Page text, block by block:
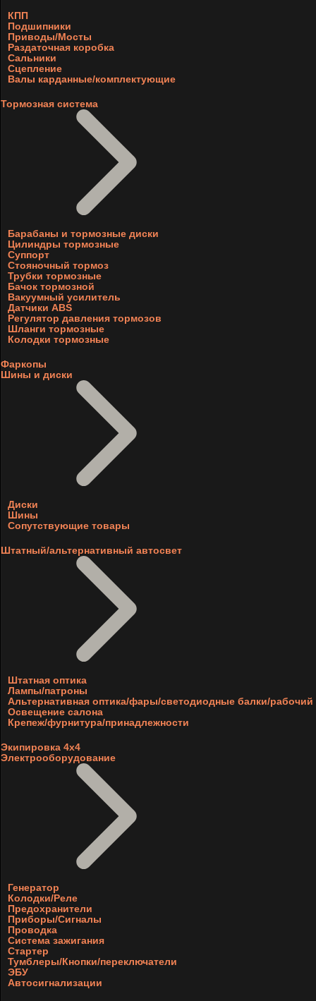
КПП
Подшипники
Приводы/Мосты
Раздаточная коробка
Сальники
Сцепление
Валы карданные/комплектующие
Тормозная система
Барабаны и тормозные диски
Цилиндры тормозные
Суппорт
Стояночный тормоз
Трубки тормозные
Бачок тормозной
Вакуумный усилитель
Датчики ABS
Регулятор давления тормозов
Шланги тормозные
Колодки тормозные
Фаркопы
Шины и диски
Диски
Шины
Сопутствующие товары
Штатный/альтернативный автосвет
Штатная оптика
Лампы/патроны
Альтернативная оптика/фары/светодиодные балки/рабочий
Освещение салона
Крепеж/фурнитура/принадлежности
Экипировка 4х4
Электрооборудование
Генератор
Колодки/Реле
Предохранители
Приборы/Сигналы
Проводка
Система зажигания
Стартер
Тумблеры/Кнопки/переключатели
ЭБУ
Автосигнализации